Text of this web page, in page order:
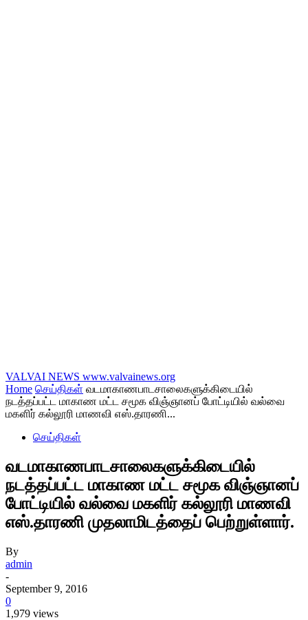
VALVAI NEWS www.valvainews.org
Home செய்திகள் வடமாகாணபாடசாலைகளுக்கிடையில்
நடத்தப்பட்ட மாகாண மட்ட சமூக விஞ்ஞானப் போட்டியில் வல்வை
மகளிர் கல்லூரி மாணவி எஸ்.தாரணி...
செய்திகள்
வடமாகாணபாடசாலைகளுக்கிடையில்
நடத்தப்பட்ட மாகாண மட்ட சமூக விஞ்ஞானப்
போட்டியில் வல்வை மகளிர் கல்லூரி மாணவி
எஸ்.தாரணி முதலாமிடத்தைப் பெற்றுள்ளார்.
By
admin
-
September 9, 2016
0
1,979 views